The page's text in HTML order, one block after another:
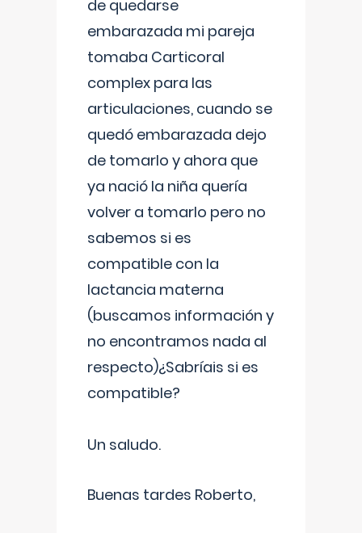
de quedarse
embarazada mi pareja
tomaba Carticoral
complex para las
articulaciones, cuando se
quedó embarazada dejo
de tomarlo y ahora que
ya nació la niña quería
volver a tomarlo pero no
sabemos si es
compatible con la
lactancia materna
(buscamos información y
no encontramos nada al
respecto)¿Sabríais si es
compatible?
Un saludo.
Buenas tardes Roberto,